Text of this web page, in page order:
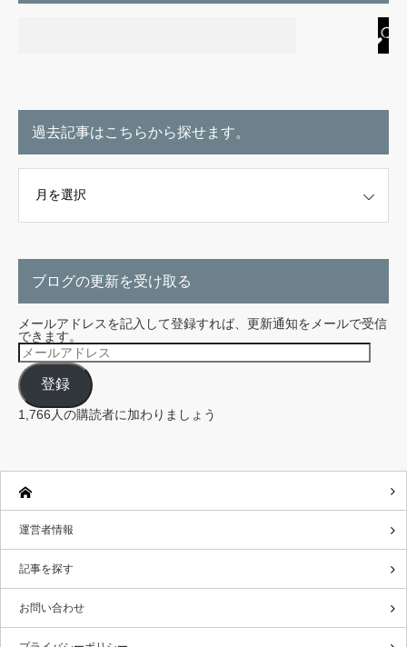
過去記事はこちらから探せます。
ブログの更新を受け取る
メールアドレスを記入して登録すれば、更新通知をメールで受信
できます。
メ
ー
ル
ア
ド
レ
ス
登録
1,766人の購読者に加わりましょう
運営者情報
記事を探す
お問い合わせ